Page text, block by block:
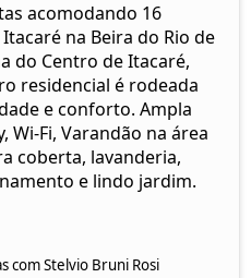
acomodando 16
na Beira do Rio de
do Centro de Itacaré,
residencial é rodeada
e conforto. Ampla
Wi-Fi, Varandão na área
coberta, lavanderia,
e lindo jardim.
com Stelvio Bruni Rosi